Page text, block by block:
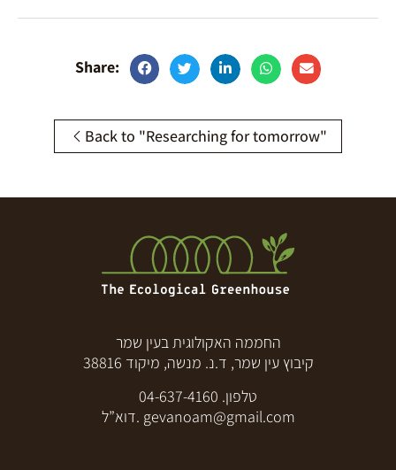
Share:
Back to "Researching for tomorrow"
החממה האקולוגית בעין שמר
קיבוץ עין שמר, ד.נ. מנשה, מיקוד 38816
טלפון. 04-637-4160
דוא”ל. gevanoam@gmail.com